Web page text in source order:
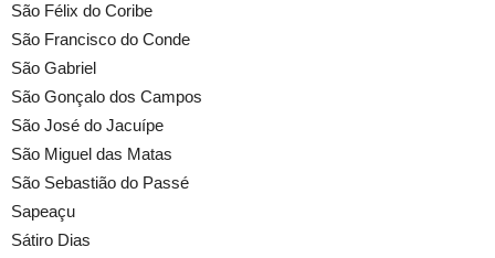
São Félix do Coribe
São Francisco do Conde
São Gabriel
São Gonçalo dos Campos
São José do Jacuípe
São Miguel das Matas
São Sebastião do Passé
Sapeaçu
Sátiro Dias